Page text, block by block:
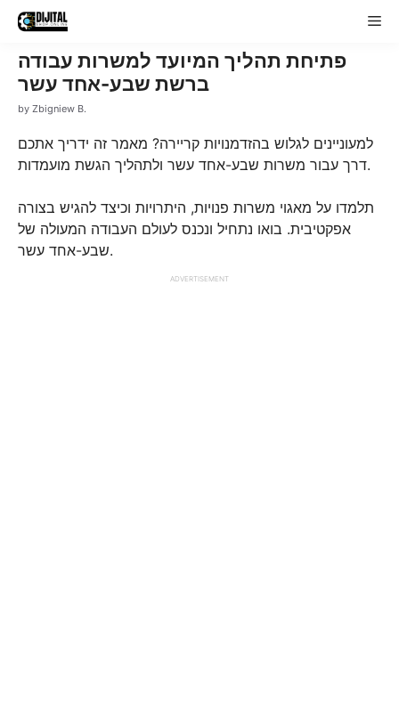
Skip
content
פתיחת תהליך המיועד למשרות עבודה
ברשת שבע-אחד עשר
by Zbigniew B.
למעוניינים לגלוש בהזדמנויות קריירה? מאמר זה ידריך אתכם
דרך עבור משרות שבע-אחד עשר ולתהליך הגשת מועמדות.
תלמדו על מאגוי משרות פנויות, היתרויות וכיצד להגיש בצורה
אפקטיבית. בואו נתחיל ונכנס לעולם העבודה המעולה של
שבע-אחד עשר.
ADVERTISEMENT